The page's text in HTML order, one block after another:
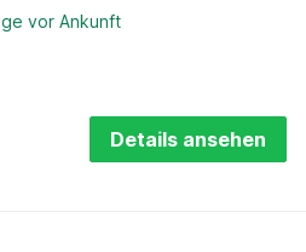
vor Ankunft
Details ansehen